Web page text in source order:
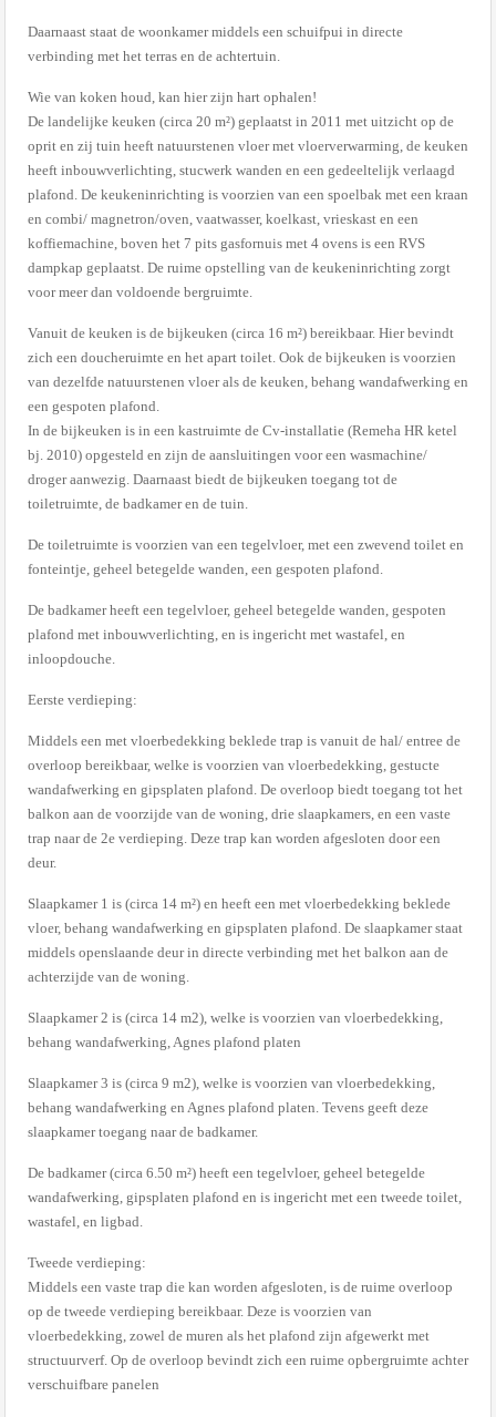
Daarnaast staat de woonkamer middels een schuifpui in directe
verbinding met het terras en de achtertuin.
Wie van koken houd, kan hier zijn hart ophalen!
De landelijke keuken (circa 20 m²) geplaatst in 2011 met uitzicht op de
oprit en zij tuin heeft natuurstenen vloer met vloerverwarming, de keuken
heeft inbouwverlichting, stucwerk wanden en een gedeeltelijk verlaagd
plafond. De keukeninrichting is voorzien van een spoelbak met een kraan
en combi/ magnetron/oven, vaatwasser, koelkast, vrieskast en een
koffiemachine, boven het 7 pits gasfornuis met 4 ovens is een RVS
dampkap geplaatst. De ruime opstelling van de keukeninrichting zorgt
voor meer dan voldoende bergruimte.
Vanuit de keuken is de bijkeuken (circa 16 m²) bereikbaar. Hier bevindt
zich een doucheruimte en het apart toilet. Ook de bijkeuken is voorzien
van dezelfde natuurstenen vloer als de keuken, behang wandafwerking en
een gespoten plafond.
In de bijkeuken is in een kastruimte de Cv-installatie (Remeha HR ketel
bj. 2010) opgesteld en zijn de aansluitingen voor een wasmachine/
droger aanwezig. Daarnaast biedt de bijkeuken toegang tot de
toiletruimte, de badkamer en de tuin.
De toiletruimte is voorzien van een tegelvloer, met een zwevend toilet en
fonteintje, geheel betegelde wanden, een gespoten plafond.
De badkamer heeft een tegelvloer, geheel betegelde wanden, gespoten
plafond met inbouwverlichting, en is ingericht met wastafel, en
inloopdouche.
Eerste verdieping:
Middels een met vloerbedekking beklede trap is vanuit de hal/ entree de
overloop bereikbaar, welke is voorzien van vloerbedekking, gestucte
wandafwerking en gipsplaten plafond. De overloop biedt toegang tot het
balkon aan de voorzijde van de woning, drie slaapkamers, en een vaste
trap naar de 2e verdieping. Deze trap kan worden afgesloten door een
deur.
Slaapkamer 1 is (circa 14 m²) en heeft een met vloerbedekking beklede
vloer, behang wandafwerking en gipsplaten plafond. De slaapkamer staat
middels openslaande deur in directe verbinding met het balkon aan de
achterzijde van de woning.
Slaapkamer 2 is (circa 14 m2), welke is voorzien van vloerbedekking,
behang wandafwerking, Agnes plafond platen
Slaapkamer 3 is (circa 9 m2), welke is voorzien van vloerbedekking,
behang wandafwerking en Agnes plafond platen. Tevens geeft deze
slaapkamer toegang naar de badkamer.
De badkamer (circa 6.50 m²) heeft een tegelvloer, geheel betegelde
wandafwerking, gipsplaten plafond en is ingericht met een tweede toilet,
wastafel, en ligbad.
Tweede verdieping:
Middels een vaste trap die kan worden afgesloten, is de ruime overloop
op de tweede verdieping bereikbaar. Deze is voorzien van
vloerbedekking, zowel de muren als het plafond zijn afgewerkt met
structuurverf. Op de overloop bevindt zich een ruime opbergruimte achter
verschuifbare panelen